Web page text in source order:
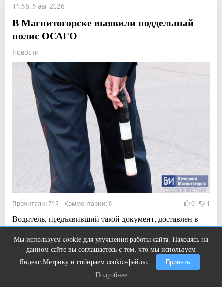
11:56, 5 авг 2026
В Магнитогорске выявили поддельный
полис ОСАГО
Новости
Прочитали: 715 Комментарии: 0 0 1
Водитель, предъявивший такой документ, доставлен в
отдел полиции для дальнейших разбирательств.
Показать ещё
Мы используем cookie для улучшения работы сайта. Находясь на
данном сайте вы соглашаетесь с тем, что мы используем
Яндекс.Метрику и собираем cookie-файлы.
Принять
Подробнее
Этот танец невесты оставит вас без
слов! Пересмотрела 10 раз
Подробнее